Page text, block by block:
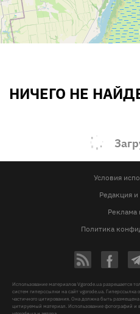
НИЧЕГО НЕ
Условия
Редакция
Реклама
Политика
Использование материалов Vgorode.ua разрешается
систем гиперссылки на сайт vgorode.ua. Гиперссылка
частичного цитирования. Она должна быть
цитируемый материал. Использование фотографий и